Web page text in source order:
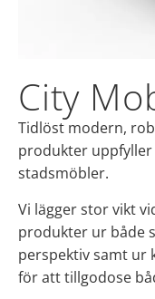
City
Tidlöst modern,
produkter uppfyller
stadsmöbler.
Vi lägger stor vikt
produkter ur både
perspektiv samt ur
för att tillgodose